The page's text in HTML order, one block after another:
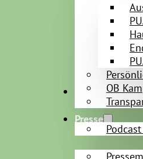
OB
Persönlich
Presse